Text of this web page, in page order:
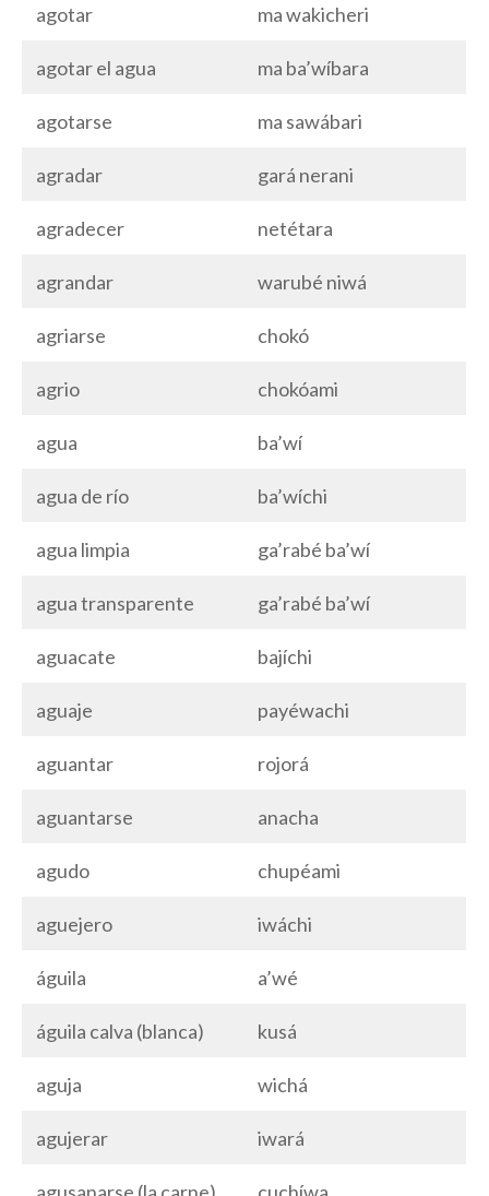
agotar ma wakicheri
agotar el agua ma ba’wíbara
agotarse ma sawábari
agradar gará nerani
agradecer netétara
agrandar warubé niwá
agriarse chokó
agrio chokóami
agua ba’wí
agua de río ba’wíchi
agua limpia ga’rabé ba’wí
agua transparente ga’rabé ba’wí
aguacate bajíchi
aguaje payéwachi
aguantar rojorá
aguantarse anacha
agudo chupéami
aguejero iwáchi
águila a’wé
águila calva (blanca) kusá
aguja wichá
agujerar iwará
agusanarse (la carne) cuchíwa